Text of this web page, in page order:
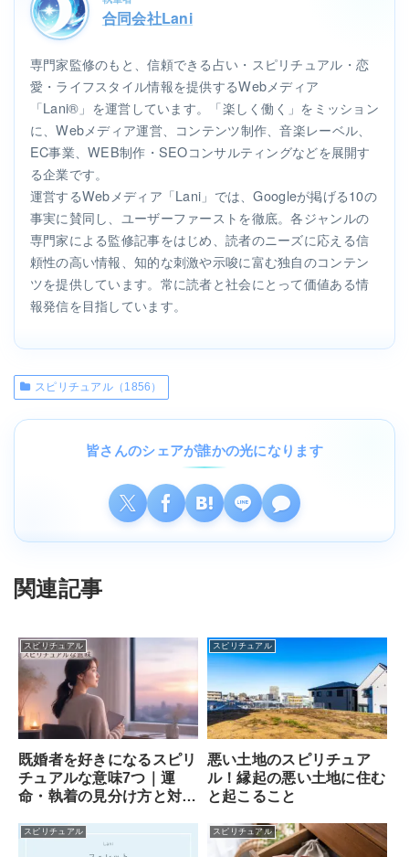
合同会社Lani
専門家監修のもと、信頼できる占い・スピリチュアル・恋
愛・ライフスタイル情報を提供するWebメディア
「Lani®」を運営しています。「楽しく働く」をミッション
に、Webメディア運営、コンテンツ制作、音楽レーベル、
EC事業、WEB制作・SEOコンサルティングなどを展開す
る企業です。
運営するWebメディア「Lani」では、Googleが掲げる10の
事実に賛同し、ユーザーファーストを徹底。各ジャンルの
専門家による監修記事をはじめ、読者のニーズに応える信
頼性の高い情報、知的な刺激や示唆に富む独自のコンテン
ツを提供しています。常に読者と社会にとって価値ある情
報発信を目指しています。
スピリチュアル（1856）
皆さんのシェアが誰かの光になります
関連記事
スピリチュアル
既婚者を好きになるスピリ
チュアルな意味7つ｜運
命・執着の見分け方と対処
スピリチュアル
悪い土地のスピリチュア
ル！縁起の悪い土地に住む
と起こること
スピリチュアル スピリチュアル